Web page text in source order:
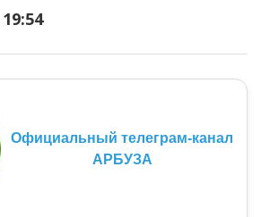
Официальный телеграм-канал
АРБУЗА